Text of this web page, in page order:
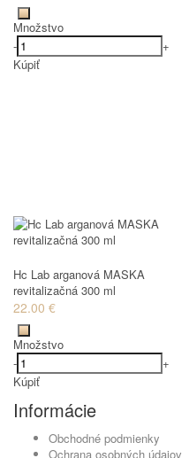
Množstvo
-
+
Kúpiť
Hc Lab arganová MASKA
revitalizačná 300 ml
22.00 €
Množstvo
-
+
Kúpiť
Informácie
Obchodné podmienky
Ochrana osobných údajov